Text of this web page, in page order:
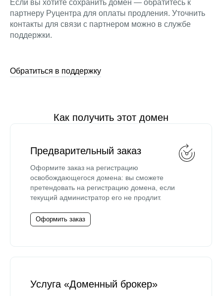
Если вы хотите сохранить домен — обратитесь к
партнеру Руцентра для оплаты продления. Уточнить
контакты для связи с партнером можно в службе
поддержки.
Обратиться в поддержку
Как получить этот домен
Предварительный заказ
Оформите заказ на регистрацию
освобождающегося домена: вы сможете
претендовать на регистрацию домена, если
текущий администратор его не продлит.
Оформить заказ
Услуга «Доменный брокер»